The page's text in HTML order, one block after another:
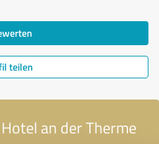
teilen
an der Therme